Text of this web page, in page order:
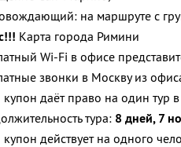
на маршруте с
Карта города Римини
Wi-Fi в офисе
звонки в Москву из
даёт право на один тур
тура: 8 дней, 7
действует на одного